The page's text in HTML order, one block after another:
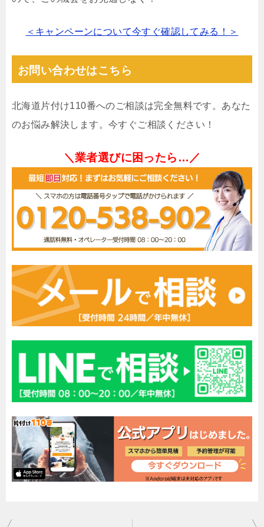
＜キャンペーンについて今すぐ確認してみる！＞
お問い合わせはこちら
北海道片付け110番へのご相談は完全無料です。あなた
のお悩み解決します。今すぐご相談ください！
＼業者選びに困ったら…／